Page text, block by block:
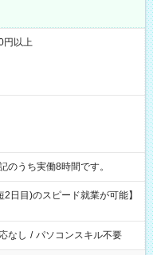
円以上
13:00～22:00 ※表記のうち実働8時間です。
日目)のスピード就業が可能】
なし / パソコンスキル不要